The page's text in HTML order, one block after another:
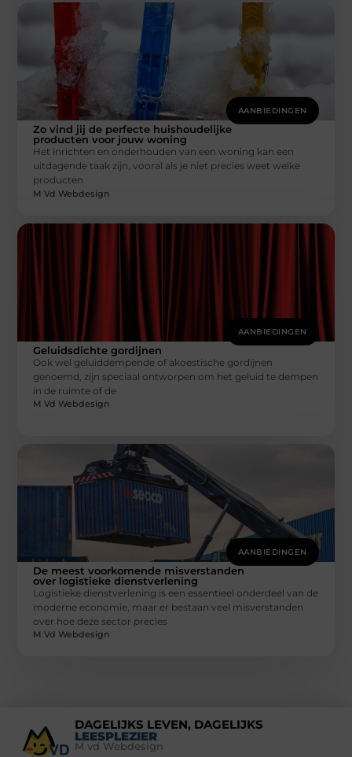
AANBIEDINGEN
Zo vind jij de perfecte huishoudelijke
producten voor jouw woning
Het inrichten en onderhouden van een woning kan een
uitdagende taak zijn, vooral als je niet precies weet welke
producten
M Vd Webdesign
AANBIEDINGEN
Geluidsdichte gordijnen
Ook wel geluiddempende of akoestische gordijnen
genoemd, zijn speciaal ontworpen om het geluid te dempen
in de ruimte of de
M Vd Webdesign
AANBIEDINGEN
De meest voorkomende misverstanden
over logistieke dienstverlening
Logistieke dienstverlening is een essentieel onderdeel van de
moderne economie, maar er bestaan veel misverstanden
over hoe deze sector precies
M Vd Webdesign
DAGELIJKS LEVEN, DAGELIJKS
LEESPLEZIER
M vd Webdesign